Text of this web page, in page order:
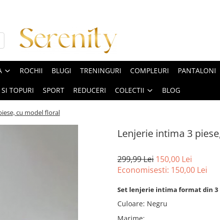
ROCHII BLUGI TRENINGURI COMPLEURI PANTALONI
TOPURI SPORT REDUCERI COLECTII BLOG
cu model floral
Lenjerie intima 3
299,99 Lei 150,00 Lei
Economisesti: 150,00 Lei
Set lenjerie intima format din
Culoare: Negru